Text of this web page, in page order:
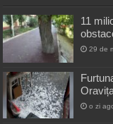
11
29 de
o zi